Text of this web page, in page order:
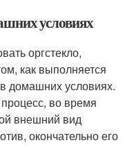
условиях
оргстекло,
как выполняется
домашних условиях.
во время
внешний вид
окончательно его